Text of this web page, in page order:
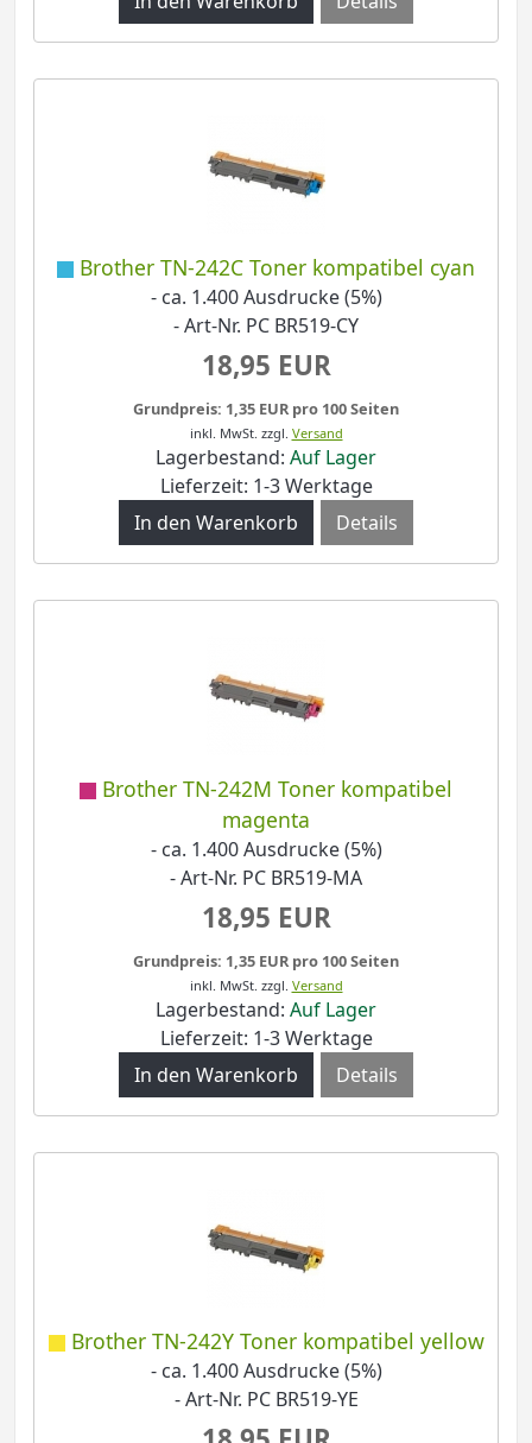
Brother TN-242C Toner kompatibel cyan
- ca. 1.400 Ausdrucke (5%)
- Art-Nr. PC BR519-CY
18,95 EUR
Grundpreis: 1,35 EUR pro 100 Seiten
inkl. MwSt. zzgl. Versand
Lagerbestand: Auf Lager
Lieferzeit: 1-3 Werktage
Details
Brother TN-242M Toner kompatibel
magenta
- ca. 1.400 Ausdrucke (5%)
- Art-Nr. PC BR519-MA
18,95 EUR
Grundpreis: 1,35 EUR pro 100 Seiten
inkl. MwSt. zzgl. Versand
Lagerbestand: Auf Lager
Lieferzeit: 1-3 Werktage
Details
Brother TN-242Y Toner kompatibel yellow
- ca. 1.400 Ausdrucke (5%)
- Art-Nr. PC BR519-YE